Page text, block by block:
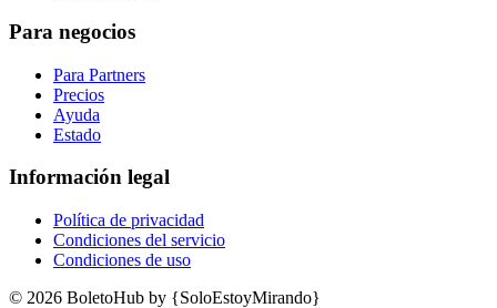
Para negocios
Para Partners
Precios
Ayuda
Estado
Información legal
Política de privacidad
Condiciones del servicio
Condiciones de uso
© 2026 BoletoHub by {SoloEstoyMirando}